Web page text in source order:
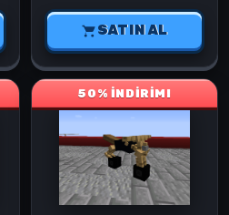
SATIN AL
50% İNDİRİM!